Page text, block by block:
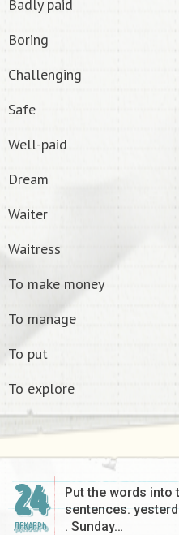
Badly paid
Boring
Challenging
Safe
Well-paid
Dream
Waiter
Waitress
To make money
To manage
To put
To explore
24
ДЕКАБРЬ
Put the words into
sentences.
. Sunday…